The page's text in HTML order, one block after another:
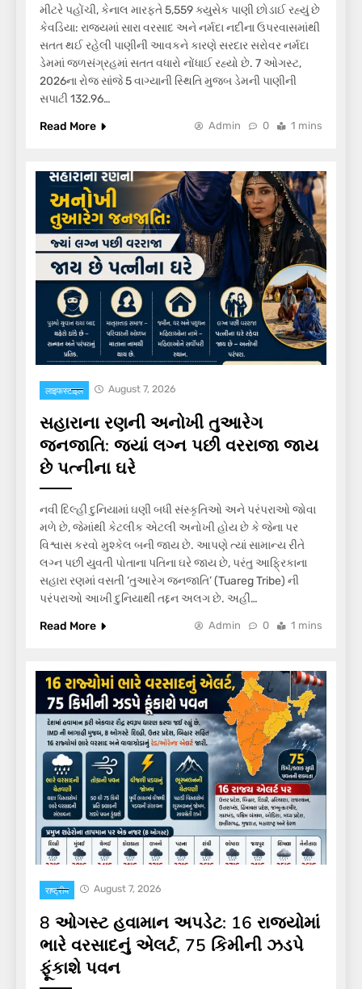
મીટરે પહોંચી, કેનાલ મારફતે 5,559 ક્યુસેક પાણી છોડાઈ રહ્યું છે
કેવડિયા: રાજ્યમાં સારા વરસાદ અને નર્મદા નદીના ઉપરવાસમાંથી
સતત થઈ રહેલી પાણીની આવકને કારણે સરદાર સરોવર નર્મદા
ડેમમાં જળસંગ્રહમાં સતત વધારો નોંધાઈ રહ્યો છે. 7 ઓગસ્ટ,
2026ના રોજ સાંજે 5 વાગ્યાની સ્થિતિ મુજબ ડેમની પાણીની
સપાટી 132.96…
Read More
Admin 0 1 mins
लाइफस्टाइल August 7, 2026
સહારાના રણની અનોખી તુઆરેગ
જનજાતિ: જ્યાં લગ્ન પછી વરરાજા જાય
છે પત્નીના ઘરે
નવી દિલ્હી દુનિયામાં ઘણી બધી સંસ્કૃતિઓ અને પરંપરાઓ જોવા
મળે છે, જેમાંથી કેટલીક એટલી અનોખી હોય છે કે જેના પર
વિશ્વાસ કરવો મુશ્કેલ બની જાય છે. આપણે ત્યાં સામાન્ય રીતે
લગ્ન પછી યુવતી પોતાના પતિના ઘરે જાય છે, પરંતુ આફ્રિકાના
સહારા રણમાં વસતી ‘તુઆરેગ જનજાતિ’ (Tuareg Tribe) ની
પરંપરાઓ આખી દુનિયાથી તદ્દન અલગ છે. અહીં…
Read More
Admin 0 1 mins
राष्ट्रीय August 7, 2026
8 ઓગસ્ટ હવામાન અપડેટ: 16 રાજ્યોમાં
ભારે વરસાદનું એલર્ટ, 75 કિમીની ઝડપે
ફૂંકાશે પવન